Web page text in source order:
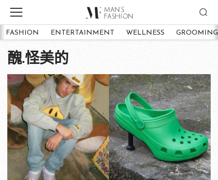
FASHION ENTERTAINMENT WELLNESS GROOMING
醜.怪美的